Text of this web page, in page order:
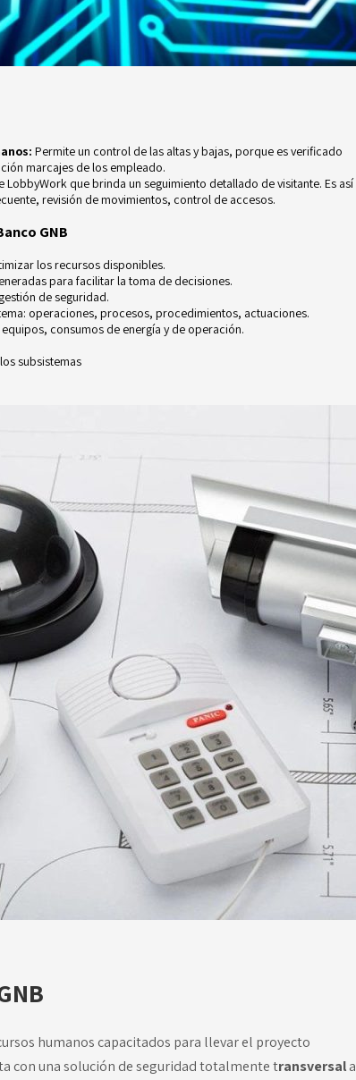
Permite un control de las altas y bajas, porque es verificado
marcajes de los empleado.
LobbyWork que brinda un seguimiento detallado de visitante. Es así
revisión de movimientos, control de accesos.
GNB
los recursos disponibles.
para facilitar la toma de decisiones.
de seguridad.
operaciones, procesos, procedimientos, actuaciones.
consumos de energía y de operación.
subsistemas
humanos capacitados para llevar el proyecto
con una solución de seguridad totalmente transversala